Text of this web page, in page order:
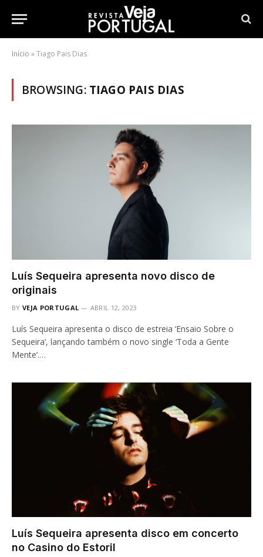
Início »Tiago Pais Dias
BROWSING: TIAGO PAIS DIAS
Luís Sequeira apresenta novo disco de
originais
BY VEJA PORTUGAL ABRIL 12, 2023
Luís Sequeira apresenta o disco de estreia ‘Ensaio Sobre o
Sequeira’, lançando também o novo single ‘Toda a Gente
Mente’.…
Luís Sequeira apresenta disco em concerto
no Casino do Estoril